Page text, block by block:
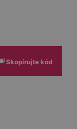
Skopírujte kód